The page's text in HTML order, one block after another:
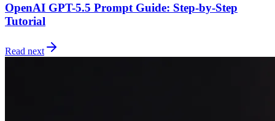
OpenAI GPT-5.5 Prompt Guide: Step-by-Step
Tutorial
Read next